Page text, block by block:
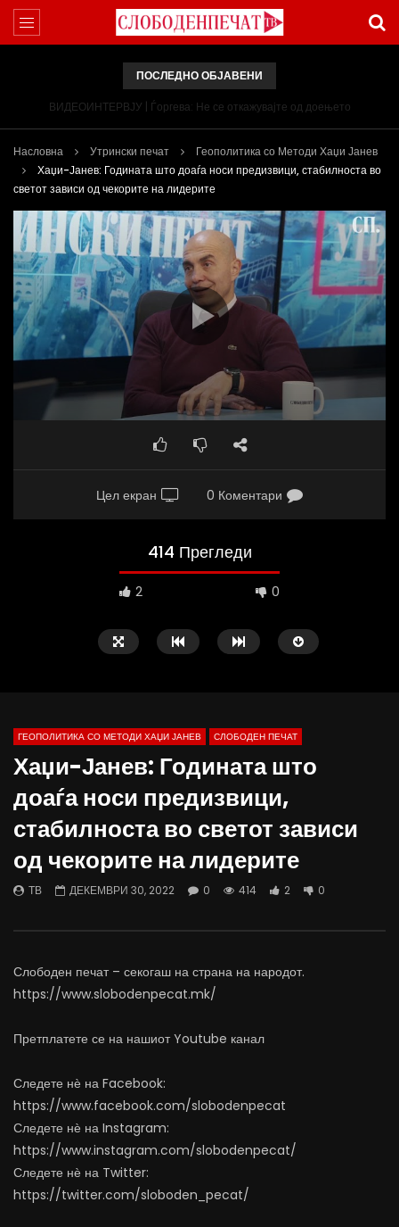
ПОСЛЕДНО ОБЈАВЕНИ
ВИДЕОИНТЕРВЈУ | Ѓоргева: Не се откажувајте од доењето
Насловна Утрински печат
Геополитика со Методи Хаџи Јанев
Хаџи-Јанев: Годината што доаѓа носи предизвици, стабилноста во
светот зависи од чекорите на лидерите
Цел екран 0 Коментари
414 Прегледи
2 0
02:08
ВИДЕОАНКЕТА: Пазарите веќе не се
најевтини – каде пазаруваат
АВГУСТ 5, 2026
0
291 0 0
додека сме надвор од
АВГУСТ 5, 2026
0
ГЕОПОЛИТИКА СО МЕТОДИ ХАЏИ ЈАНЕВ СЛОБОДЕН ПЕЧАТ
Хаџи-Јанев: Годината што
доаѓа носи предизвици,
стабилноста во светот зависи
од чекорите на лидерите
ТВ ДЕКЕМВРИ 30, 2022 0 414 2 0
Слободен печат – секогаш на страна на народот.
https://www.slobodenpecat.mk/
Претплатете се на нашиот Youtube канал
Следете нѐ на Facebook:
https://www.facebook.com/slobodenpecat
Следете нѐ на Instagram:
https://www.instagram.com/slobodenpecat/
Следете нѐ на Twitter:
https://twitter.com/sloboden_pecat/